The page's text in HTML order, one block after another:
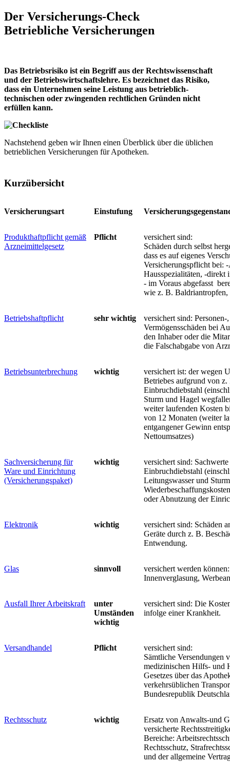
Der Versicherungs-Check
Betriebliche Versicherungen
Das Betriebsrisiko ist ein Begriff aus der Rechtswissenschaft
und der Betriebswirtschaftslehre. Es bezeichnet das Risiko,
dass ein Unternehmen seine Leistung aus betrieblich-
technischen oder zwingenden rechtlichen Gründen nicht
erfüllen kann.
Nachstehend geben wir Ihnen einen Überblick über die üblichen
betrieblichen Versicherungen für Apotheken.
Kurzübersicht
Versicherungsart Einstufung
Produkthaftpflicht gemäß
Arzneimittelgesetz
Pflicht
versichert sind:
Schäden durch selbst
dass es auf eigenes
Versicherungspflicht bei:
Hausspezialitäten, -direkt
- im Voraus abgefasst
wie z. B. Baldriantropfen,
Betriebshaftpflicht sehr wichtig
versichert sind: Personen-
Vermögensschäden bei
den Inhaber oder die
die Falschabgabe von
Betriebsunterbrechung wichtig
versichert ist: der wegen
Betriebes aufgrund von z.
Einbruchdiebstahl
Sturm und Hagel
weiter laufenden Kosten
von 12 Monaten (weiter
entgangener Gewinn
Nettoumsatzes)
Sachversicherung für
Ware und Einrichtung
(Versicherungspaket)
wichtig
versichert sind: Sachwerte
Einbruchdiebstahl
Leitungswasser und
oder Abnutzung der
Elektronik wichtig
versichert sind: Schäden
Geräte durch z. B.
Entwendung.
Glas sinnvoll
versichert werden
Innenverglasung,
Ausfall Ihrer Arbeitskraft
unter
Umständen
wichtig
versichert sind: Die
infolge einer Krankheit.
Versandhandel Pflicht
versichert sind:
Sämtliche Versendungen
medizinischen Hilfs- und
Gesetzes über das
verkehrsüblichen
Bundesrepublik
Rechtsschutz wichtig
Ersatz von Anwalts-und
versicherte
Bereiche:
Rechtsschutz,
und der allgemeine